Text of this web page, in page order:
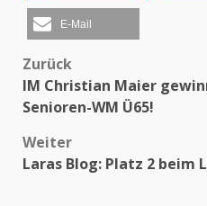
E-Mail
Zurück
IM Christian Maier
Senioren-WM Ü65!
Weiter
Laras Blog: Platz 2 beim